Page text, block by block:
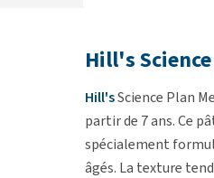
Hill's
Hill'sScience Plan
partir de 7 ans. Ce
spécialement
âgés. La texture